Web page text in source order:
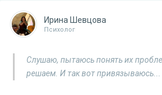
Ирина Шевцова
Психолог
Слушаю, пытаюсь понять их
решаем. И так вот привязываюсь...